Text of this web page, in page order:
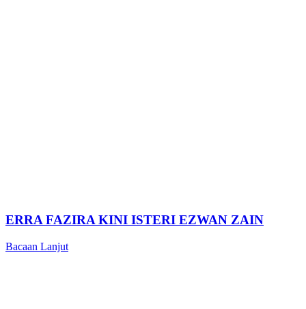
ERRA FAZIRA KINI ISTERI EZWAN ZAIN
Bacaan Lanjut